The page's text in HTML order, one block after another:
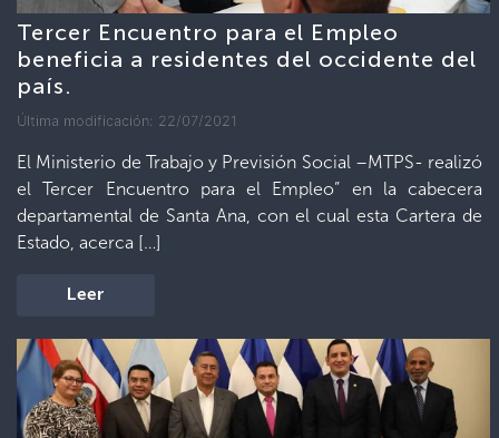
Tercer Encuentro para el Empleo
beneficia a residentes del occidente del
país.
Última modificación: 22/07/2021
El Ministerio de Trabajo y Previsión Social –MTPS- realizó
el Tercer Encuentro para el Empleo” en la cabecera
departamental de Santa Ana, con el cual esta Cartera de
Estado, acerca […]
Leer